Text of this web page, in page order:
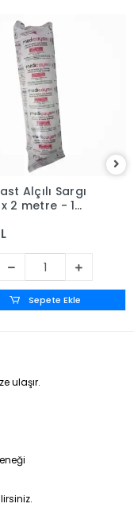
Alçılı Sargı
2 metre - 1
Sepete Ekle
ulaşır.